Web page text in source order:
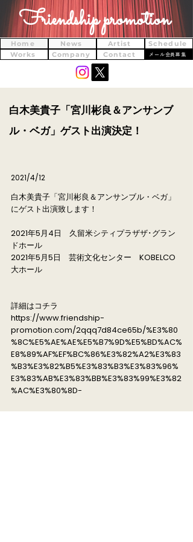
Friendship promotion
Home Artist
Schedule
Works
Contact
Company
News
メール会員募集
白木美貴子「宮川彬良＆アンサンブ
ル・ベガ」ゲスト出演決定！
2021/4/12
白木美貴子「宮川彬良＆アンサンブル・ベガ」
にゲスト出演致します！
2021年5月4日 久留米シティプラザザ･グラン
ドホール
2021年5月5日 芸術文化センター KOBELCO
大ホール
詳細はコチラ
https://www.friendship-
promotion.com/2qqq7d84ce65b/%E3%80
%8C%E5%AE%AE%E5%B7%9D%E5%BD%AC%
E8%89%AF%EF%BC%86%E3%82%A2%E3%83
%B3%E3%82%B5%E3%83%B3%E3%83%96%
E3%83%AB%E3%83%BB%E3%83%99%E3%82
%AC%E3%80%8D-